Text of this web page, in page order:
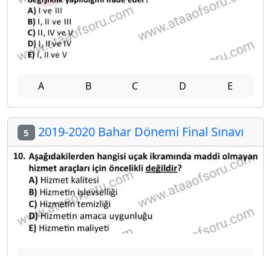
A B C D E
5 2019-2020 Bahar Dönemi Final Sınavı